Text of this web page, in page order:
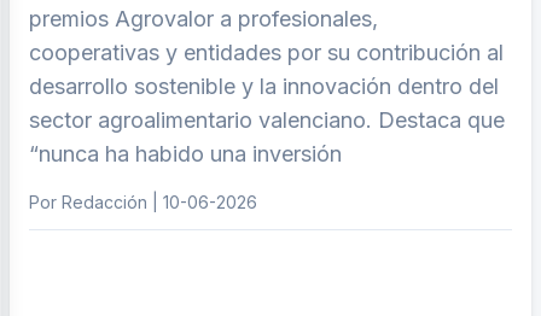
premios Agrovalor a profesionales,
cooperativas y entidades por su contribución al
desarrollo sostenible y la innovación dentro del
sector agroalimentario valenciano. Destaca que
“nunca ha habido una inversión
Por Redacción | 10-06-2026